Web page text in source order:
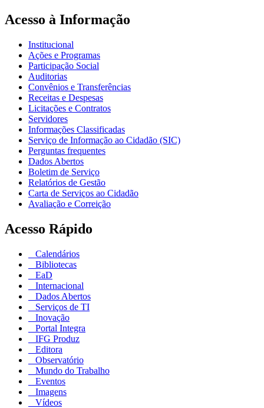
Acesso à Informação
Institucional
Ações e Programas
Participação Social
Auditorias
Convênios e Transferências
Receitas e Despesas
Licitações e Contratos
Servidores
Informações Classificadas
Serviço de Informação ao Cidadão (SIC)
Perguntas frequentes
Dados Abertos
Boletim de Serviço
Relatórios de Gestão
Carta de Serviços ao Cidadão
Avaliação e Correição
Acesso Rápido
Calendários
Bibliotecas
EaD
Internacional
Dados Abertos
Serviços de TI
Inovação
Portal Integra
IFG Produz
Editora
Observatório
Mundo do Trabalho
Eventos
Imagens
Vídeos